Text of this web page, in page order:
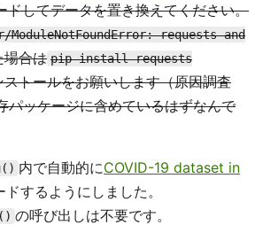
ドしてデータを置き換えてください。
ModuleNotFoundError: requests and
場合は pip install requests
ストールをお願いします（原因調査
パッケージに含めているはずなんで
内で自動的にCOVID-19 dataset in
するようにしました。
の呼び出しは不要です。